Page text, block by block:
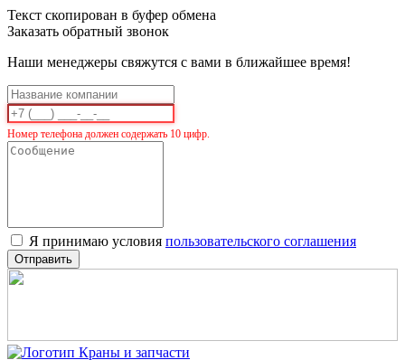
Текст скопирован в буфер обмена
Заказать обратный звонок
Наши менеджеры свяжутся с вами в ближайшее время!
Номер телефона должен содержать 10 цифр.
Я принимаю условия пользовательского соглашения
Отправить